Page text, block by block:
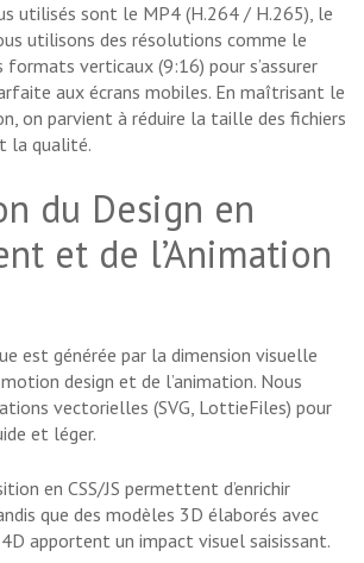
utilisés sont le MP4 (H.264 / H.265), le
utilisons des résolutions comme le
verticaux (9:16) pour s’assurer
aux écrans mobiles. En maîtrisant le
on parvient à réduire la taille des fichiers
la qualité.
du Design en
et de l’Animation
est générée par la dimension visuelle
design et de l’animation. Nous
vectorielles (SVG, LottieFiles) pour
et léger.
en CSS/JS permettent d’enrichir
que des modèles 3D élaborés avec
apportent un impact visuel saisissant.